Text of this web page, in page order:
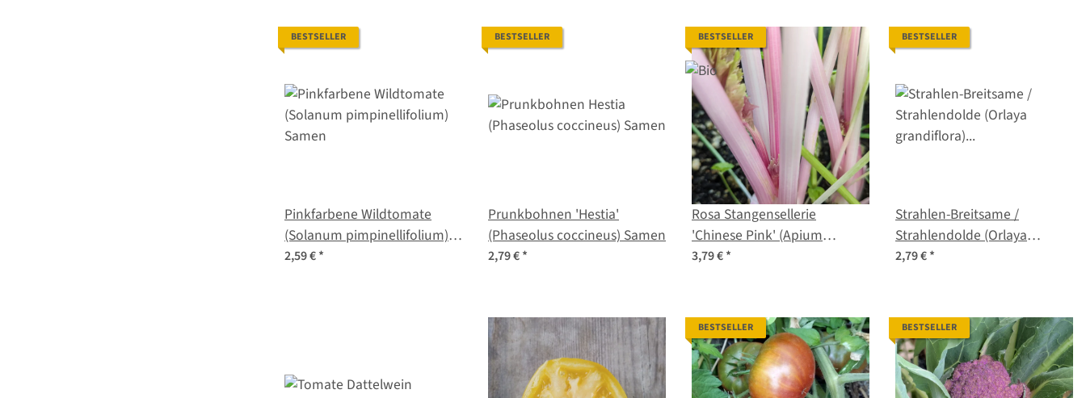
BESTSELLER
Pinkfarbene Wildtomate
(Solanum pimpinellifolium)
Samen
2,59 €*
BESTSELLER
Prunkbohnen 'Hestia'
(Phaseolus coccineus) Samen
2,79 €*
BESTSELLER
Rosa Stangensellerie
'Chinese Pink' (Apium
graveolens) Bio-Saatgut
3,79 €*
BESTSELLER
Strahlen-Breitsame /
Strahlendolde (Orlaya
grandiflora) Samen
2,79 €*
BESTSELLER BESTSELLER